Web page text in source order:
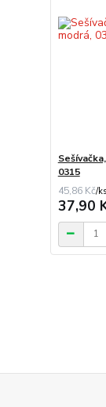
0315
45,86 Kč/ks
37,90